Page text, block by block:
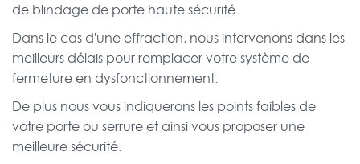
de blindage de porte haute sécurité.
Dans le cas d'une effraction, nous intervenons dans les
meilleurs délais pour remplacer votre système de
fermeture en dysfonctionnement.
De plus nous vous indiquerons les points faibles de
votre porte ou serrure et ainsi vous proposer une
meilleure sécurité.